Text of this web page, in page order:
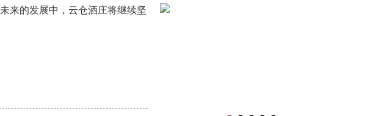
来的发展中，云仓酒庄将继续坚